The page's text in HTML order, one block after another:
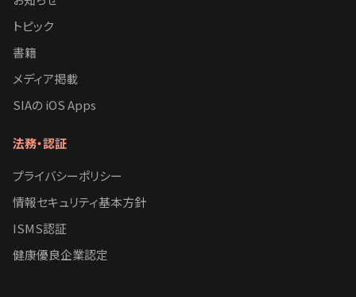
トピック
書籍
メディア掲載
SIAの iOS Apps
法務・認証
プライバシーポリシー
情報セキュリティ基本方針
ISMS認証
健康優良企業認定